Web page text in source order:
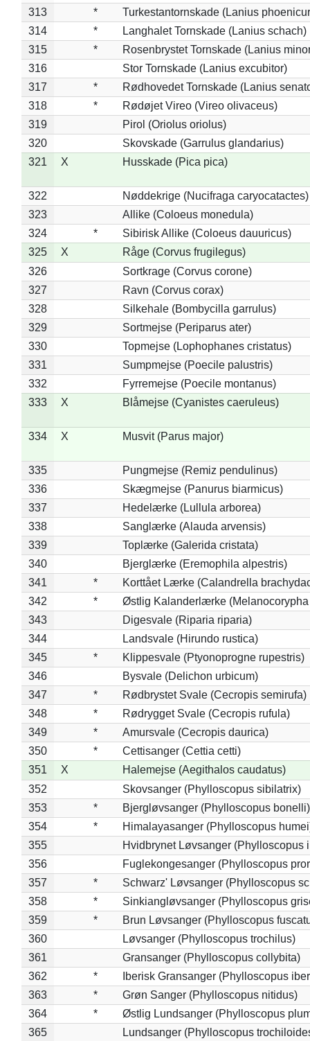
313
*
Turkestantornskade (Lanius
314
*
Langhalet Tornskade (Lanius schach)
315
*
Rosenbrystet Tornskade (Lanius
316
Stor Tornskade (Lanius excubitor)
317
*
Rødhovedet Tornskade (Lanius
318
*
Rødøjet Vireo (Vireo olivaceus)
319
Pirol (Oriolus oriolus)
320
Skovskade (Garrulus glandarius)
321
X Husskade (Pica pica)
322
Nøddekrige (Nucifraga caryocatactes)
323
Allike (Coloeus monedula)
324
*
Sibirisk Allike (Coloeus dauuricus)
325
X
Råge (Corvus frugilegus)
326
Sortkrage (Corvus corone)
327
Ravn (Corvus corax)
328
Silkehale (Bombycilla garrulus)
329
Sortmejse (Periparus ater)
330
Topmejse (Lophophanes cristatus)
331
Sumpmejse (Poecile palustris)
332
Fyrremejse (Poecile montanus)
333
X Blåmejse (Cyanistes caeruleus)
334 X Musvit (Parus major)
335
Pungmejse (Remiz pendulinus)
336
Skægmejse (Panurus biarmicus)
337
Hedelærke (Lullula arborea)
338
Sanglærke (Alauda arvensis)
339
Toplærke (Galerida cristata)
340
Bjerglærke (Eremophila alpestris)
341
*
Korttået Lærke (Calandrella
342
*
Østlig Kalanderlærke (Melanocorypha
343
Digesvale (Riparia riparia)
344
Landsvale (Hirundo rustica)
345
*
Klippesvale (Ptyonoprogne rupestris)
346
Bysvale (Delichon urbicum)
347
*
Rødbrystet Svale (Cecropis semirufa)
348
*
Rødrygget Svale (Cecropis rufula)
349
*
Amursvale (Cecropis daurica)
350
*
Cettisanger (Cettia cetti)
351
X
Halemejse (Aegithalos caudatus)
352
Skovsanger (Phylloscopus sibilatrix)
353
*
Bjergløvsanger (Phylloscopus bonelli)
354
*
Himalayasanger (Phylloscopus
355
Hvidbrynet Løvsanger (Phylloscopus
356
Fuglekongesanger (Phylloscopus
357
*
Schwarz' Løvsanger (Phylloscopus
358
*
Sinkiangløvsanger (Phylloscopus
359
*
Brun Løvsanger (Phylloscopus
360
Løvsanger (Phylloscopus trochilus)
361
Gransanger (Phylloscopus collybita)
362
*
Iberisk Gransanger (Phylloscopus
363
*
Grøn Sanger (Phylloscopus nitidus)
364
*
Østlig Lundsanger (Phylloscopus
365
Lundsanger (Phylloscopus